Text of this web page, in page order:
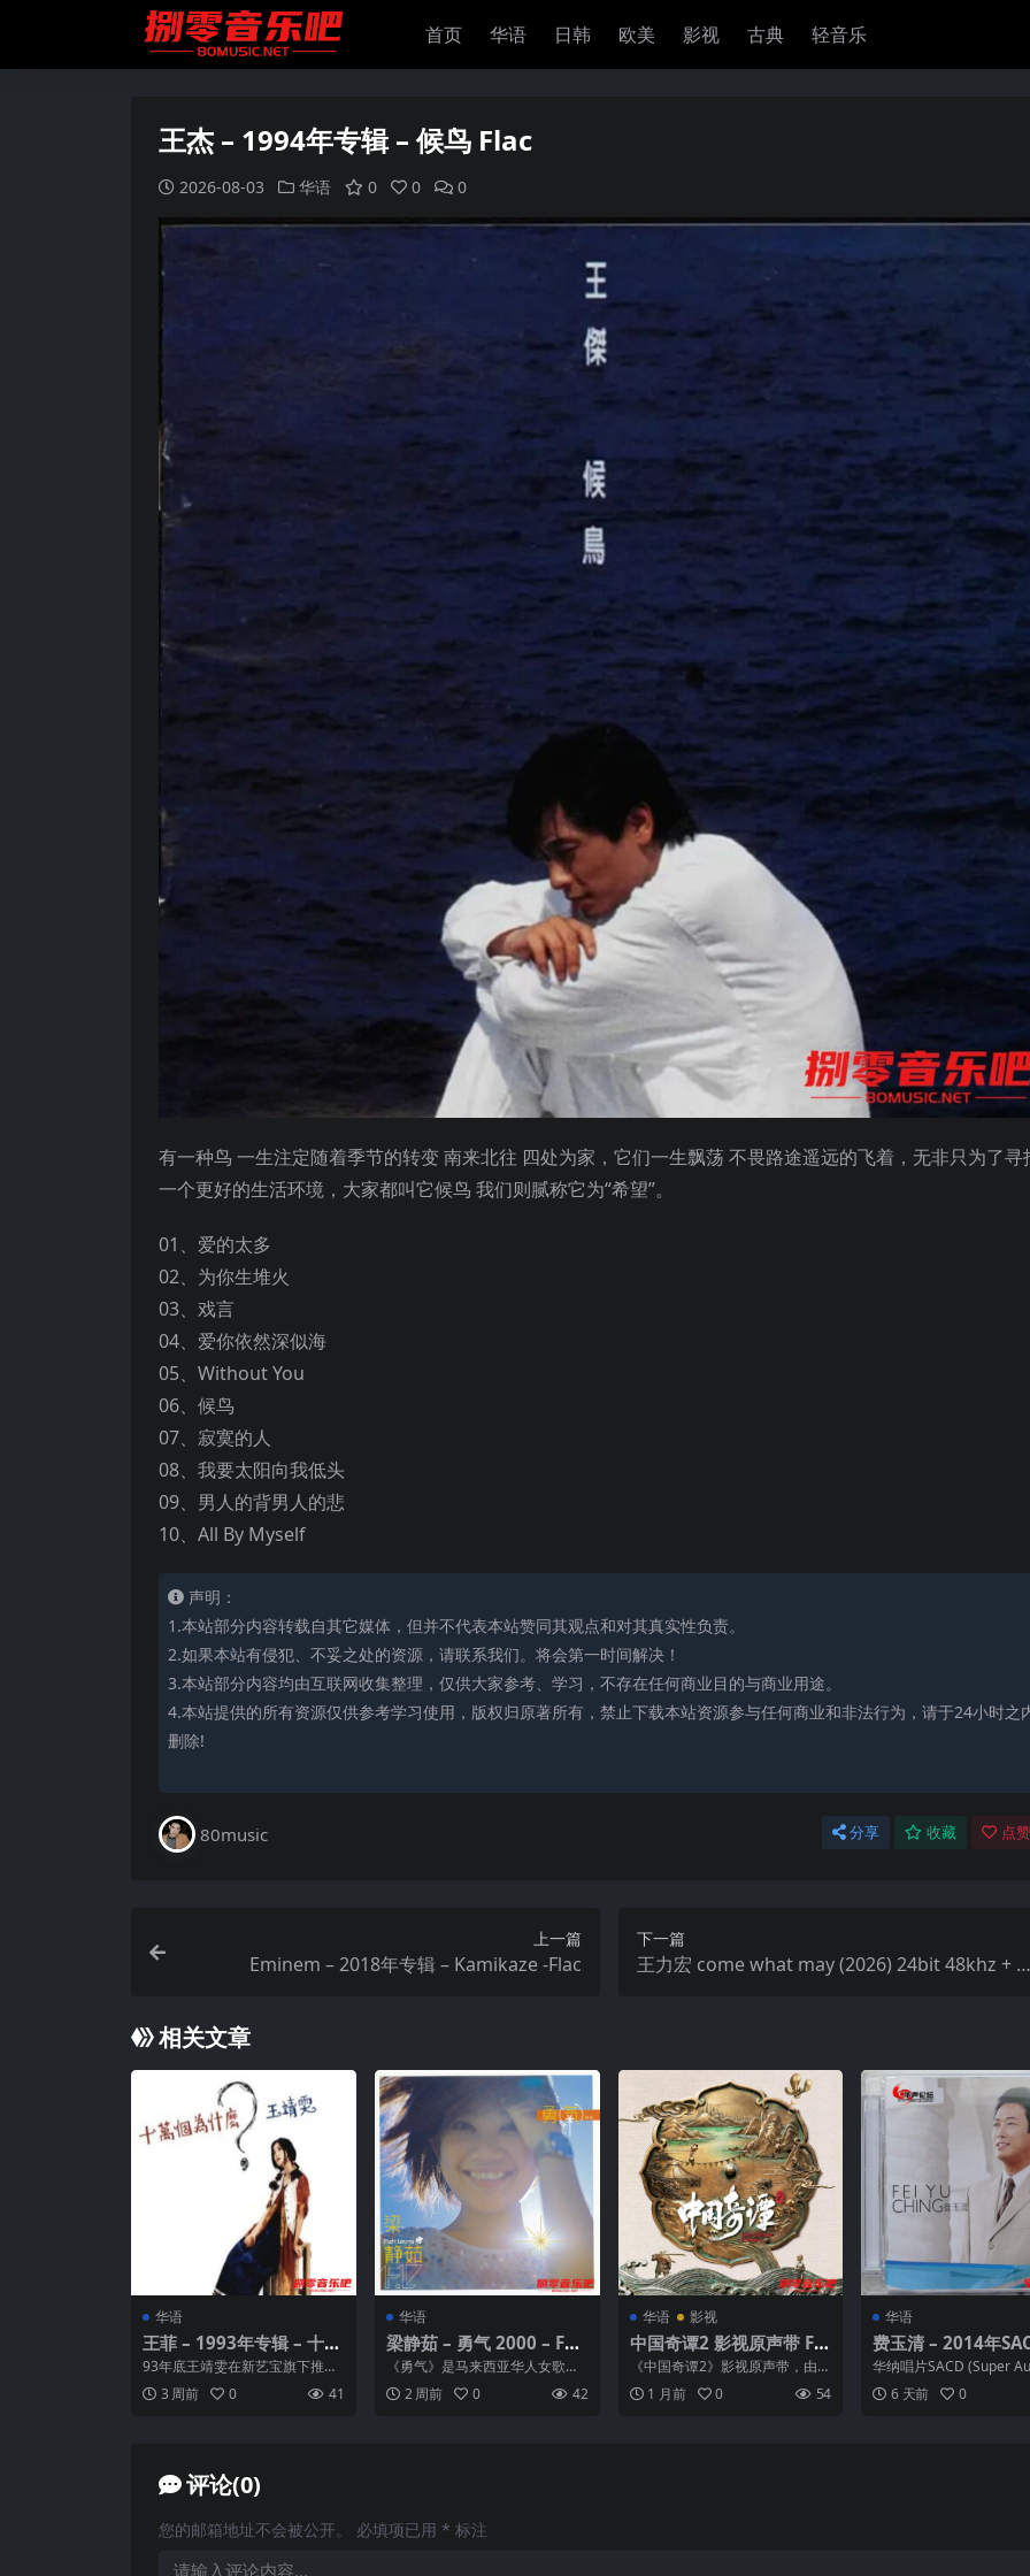
首页 华语 日韩 欧美 影视 古典 轻音乐
王杰 – 1994年专辑 – 候鸟 Flac
2026-08-03 华语 0 0 0
有一种鸟 一生注定随着季节的转变 南来北往 四处为家，它们一生飘荡 不畏路途遥远的飞着，无非只为了寻
一个更好的生活环境，大家都叫它候鸟 我们则腻称它为“希望”。
01、爱的太多
02、为你生堆火
03、戏言
04、爱你依然深似海
05、Without You
06、候鸟
07、寂寞的人
08、我要太阳向我低头
09、男人的背男人的悲
10、All By Myself
声明：
1.本站部分内容转载自其它媒体，但并不代表本站赞同其观点和对其真实性负责。
2.如果本站有侵犯、不妥之处的资源，请联系我们。将会第一时间解决！
3.本站部分内容均由互联网收集整理，仅供大家参考、学习，不存在任何商业目的与商业用途。
4.本站提供的所有资源仅供参考学习使用，版权归原著所有，禁止下载本站资源参与任何商业和非法行为，请于24小时之
删除!
80music 分享 收藏 点
上一篇
Eminem – 2018年专辑 – Kamikaze -Flac
下一篇
王力宏 come what may (2026) 24bit 48khz + 1
相关文章
华语
王菲 – 1993年专辑 – 十万
个为什么? Flac
93年底王靖雯在新艺宝旗下推出
粤语大碟《十万个为什么》，俨
然成为当年港产流行唱片...
3 周前 0 41
华语
梁静茹 – 勇气 2000 – FLA
C 192kHz 24bit – Hive
Music 已刮削
《勇气》是马来西亚华人女歌手
梁静茹的一张音乐专辑，也是她
的第二张国语专辑。由滚石...
2 周前 0 42
华语 影视
中国奇谭2 影视原声带 FL
AC 补
《中国奇谭2》影视原声带，由袁
思翰、罗晓悦、于颗星、赵楠等
音乐人打造，专辑贴合动...
1 月前 0 54
华语
费玉清 – 2014年
列 – Ultimate Sound
D DSF
华纳唱片SACD (Super
mpact Disc) 日本压碟...
6 天前 0
评论(0)
您的邮箱地址不会被公开。 必填项已用 * 标注